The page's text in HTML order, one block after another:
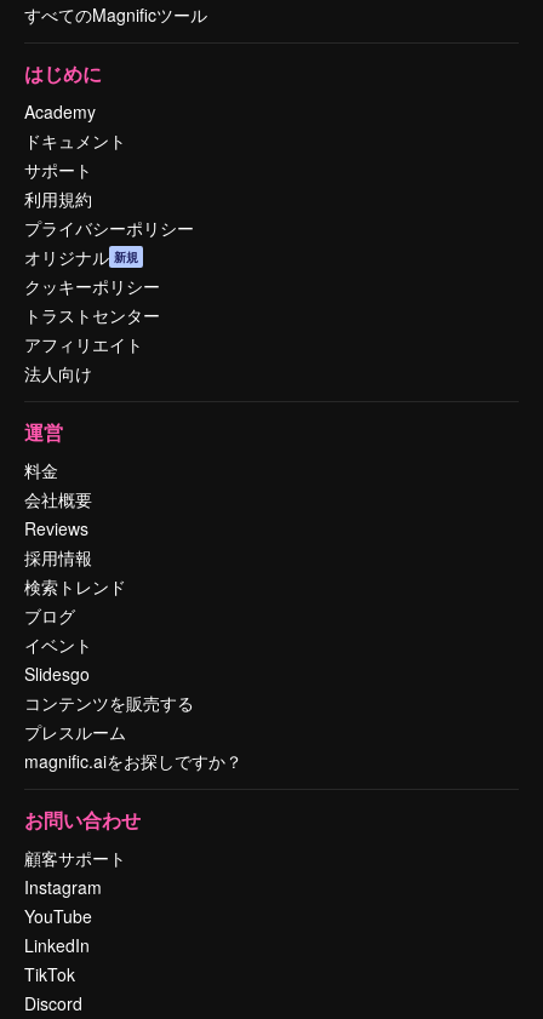
すべてのMagnificツール
はじめに
Academy
ドキュメント
サポート
利用規約
プライバシーポリシー
オリジナル 新規
クッキーポリシー
トラストセンター
アフィリエイト
法人向け
運営
料金
会社概要
Reviews
採用情報
検索トレンド
ブログ
イベント
Slidesgo
コンテンツを販売する
プレスルーム
magnific.aiをお探しですか？
お問い合わせ
顧客サポート
Instagram
YouTube
LinkedIn
TikTok
Discord